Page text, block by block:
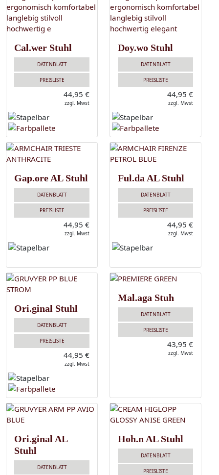
Cal.wer Stuhl
DATENBLATT
PREISLISTE
44,95 €
zzgl. Mwst
Doy.wo Stuhl
DATENBLATT
PREISLISTE
44,95 €
zzgl. Mwst
Gap.ore AL Stuhl
DATENBLATT
PREISLISTE
44,95 €
zzgl. Mwst
Ful.da AL Stuhl
DATENBLATT
PREISLISTE
44,95 €
zzgl. Mwst
Ori.ginal Stuhl
DATENBLATT
PREISLISTE
44,95 €
zzgl. Mwst
Mal.aga Stuh
DATENBLATT
PREISLISTE
43,95 €
zzgl. Mwst
Ori.ginal AL
Stuhl
DATENBLATT
Hoh.n AL Stuhl
DATENBLATT
PREISLISTE